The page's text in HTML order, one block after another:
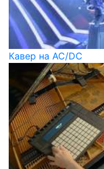
Кавер на AC/DC